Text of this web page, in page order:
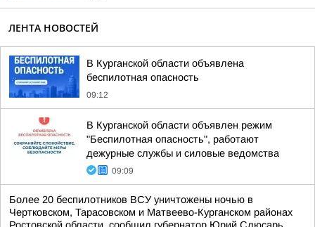
ЛЕНТА НОВОСТЕЙ
В Курганской области объявлена
беспилотная опасность
09:12
В Курганской области объявлен режим
"Беспилотная опасность", работают
дежурные службы и силовые ведомства
09:09
Более 20 беспилотников ВСУ уничтожены ночью в
Чертковском, Тарасовском и Матвеево-Курганском районах